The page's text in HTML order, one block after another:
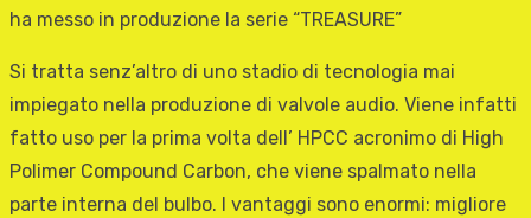
ha messo in produzione la serie “TREASURE”
Si tratta senz’altro di uno stadio di tecnologia mai
impiegato nella produzione di valvole audio. Viene infatti
fatto uso per la prima volta dell’ HPCC acronimo di High
Polimer Compound Carbon, che viene spalmato nella
parte interna del bulbo. I vantaggi sono enormi: migliore